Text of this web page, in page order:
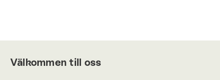
Välkommen till oss